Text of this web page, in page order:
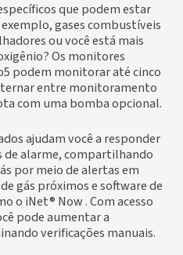
que podem estar
gases combustíveis
ou você está mais
Os monitores
podem monitorar até cinco
entre monitoramento
com uma bomba opcional.
ajudam você a responder
de alarme, compartilhando
por meio de alertas em
gás próximos e software de
o iNet® Now . Com acesso
pode aumentar a
verificações manuais.